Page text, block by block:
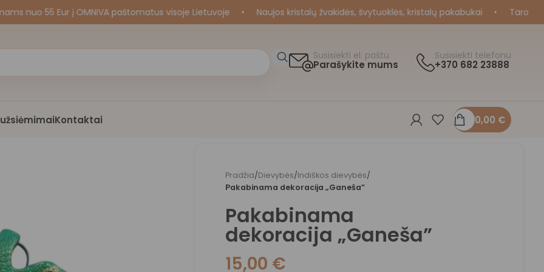
55 Eur į OMNIVA paštomatus visoje Lietuvoje • Naujos kristalų žvakidės, švytuoklės, kristalų pakabukai • Taro ir
Susisiekti el. paštu
Parašykite mums
Susisiekti telefonu
+370 682 23888
Kontaktai 0,00 €
Pradžia/Dievybės/Indiškos dievybės/
Pakabinama dekoracija „Ganeša”
Pakabinama
dekoracija „Ganeša”
15,00 €